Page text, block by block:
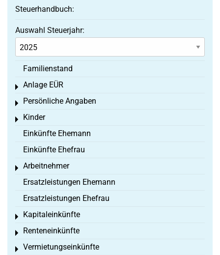
Steuerhandbuch:
Auswahl Steuerjahr:
Familienstand
Anlage EÜR
Toggle menu
Persönliche Angaben
Toggle menu
Kinder
Toggle menu
Einkünfte Ehemann
Einkünfte Ehefrau
Arbeitnehmer
Toggle menu
Ersatzleistungen Ehemann
Ersatzleistungen Ehefrau
Kapitaleinkünfte
Toggle menu
Renteneinkünfte
Toggle menu
Vermietungseinkünfte
Toggle menu